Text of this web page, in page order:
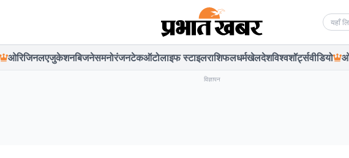
ओरिजिनलएजुकेशनबिजनेसमनोरंजनटेकऑटोलाइफ स्टाइलराशिफलधर्मखेलदेशविश्वशॉर्ट्सवीडियो
विज्ञापन